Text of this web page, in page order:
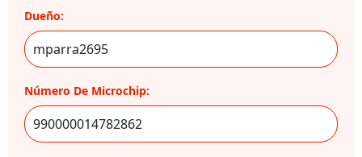
Dueño:
Número De Microchip: